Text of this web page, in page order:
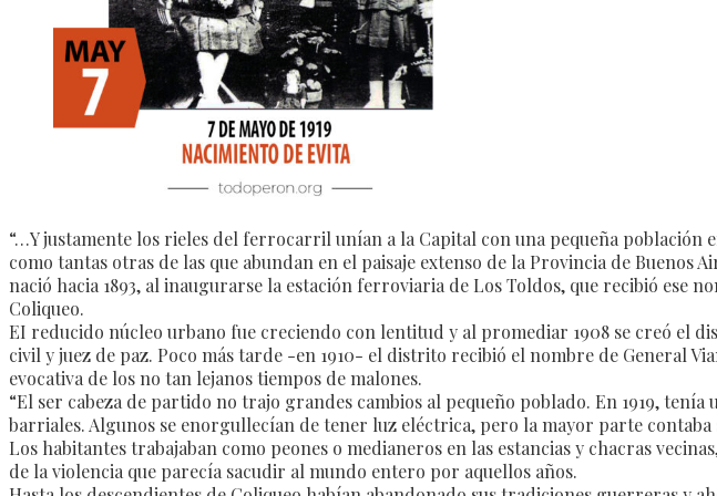
“…Y justamente los rieles del ferrocarril unían a la Capital con una pequeña
como tantas otras de las que abundan en el paisaje extenso de la Provincia de
nació hacia 1893, al inaugurarse la estación ferroviaria de Los Toldos, que recibió
Coliqueo.
EI reducido núcleo urbano fue creciendo con lentitud y al promediar 1908 se creó el
civil y juez de paz. Poco más tarde -en 1910- el distrito recibió el nombre de General
evocativa de los no tan lejanos tiempos de malones.
“El ser cabeza de partido no trajo grandes cambios al pequeño poblado. En 1919,
barriales. Algunos se enorgullecían de tener luz eléctrica, pero la mayor parte contaba
Los habitantes trabajaban como peones o medianeros en las estancias y chacras
de la violencia que parecía sacudir al mundo entero por aquellos años.